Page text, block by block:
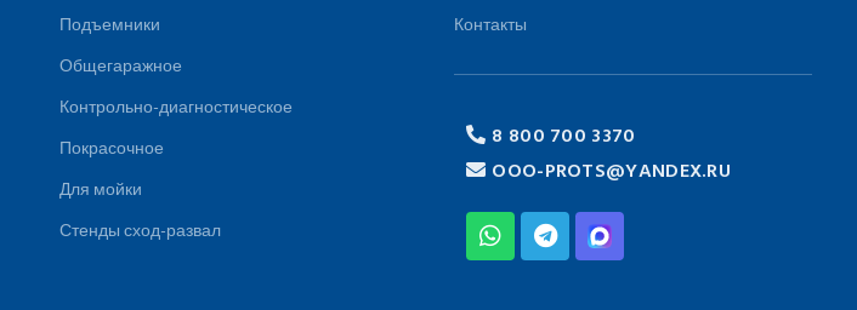
Подъемники
Общегаражное
Контрольно-диагностическое
Покрасочное
Для мойки
Стенды сход-развал
Контакты
8 800 700 3370
OOO-PROTS@YANDEX.RU